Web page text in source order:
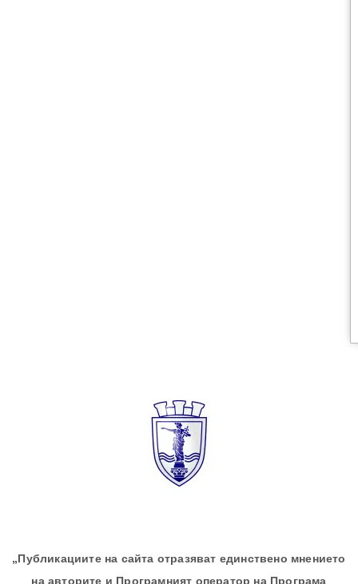
„Публикациите на сайта отразяват единствено мнението
на авторите и Програмният оператор на Програма